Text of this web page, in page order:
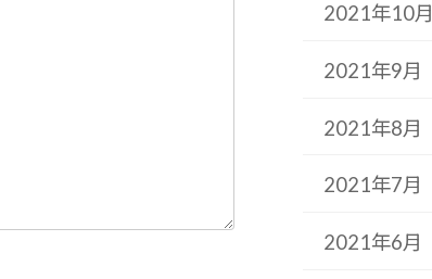
2021年10月
2021年9月
2021年8月
2021年7月
2021年6月